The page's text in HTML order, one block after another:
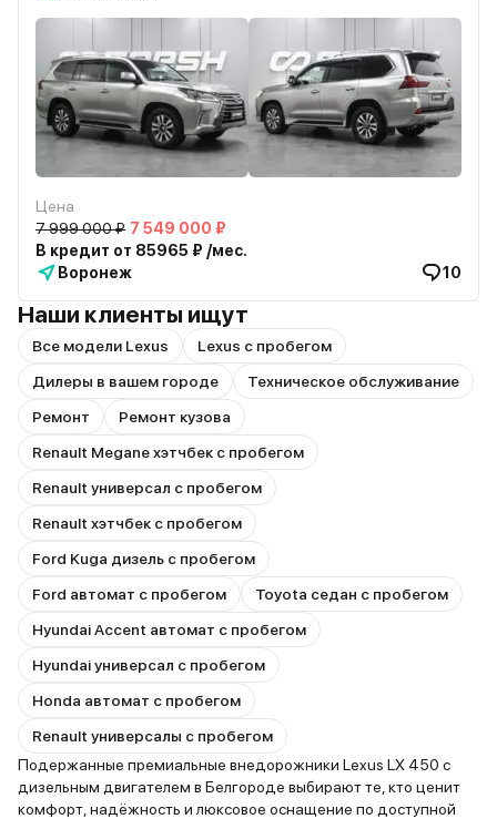
Цена
7 999 000 ₽ 7 549 000 ₽
В кредит от 85965 ₽ /мес.
Воронеж
10
Наши клиенты ищут
Все модели Lexus
Lexus с пробегом
Дилеры в вашем городе
Техническое обслуживание
Ремонт
Ремонт кузова
Renault Megane хэтчбек с пробегом
Renault универсал с пробегом
Renault хэтчбек с пробегом
Ford Kuga дизель с пробегом
Ford автомат с пробегом
Toyota седан с пробегом
Hyundai Accent автомат с пробегом
Hyundai универсал с пробегом
Honda автомат с пробегом
Renault универсалы с пробегом
Подержанные премиальные внедорожники Lexus LX 450 с
дизельным двигателем в Белгороде выбирают те, кто ценит
комфорт, надёжность и люксовое оснащение по доступной